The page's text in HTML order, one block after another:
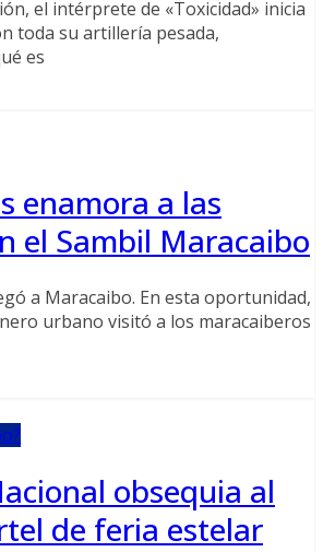
el intérprete de «Toxicidad» inicia
toda su artillería pesada,
es
enamora a las
el Sambil Maracaibo
a Maracaibo. En esta oportunidad,
urbano visitó a los maracaiberos
obsequia al
de feria estelar